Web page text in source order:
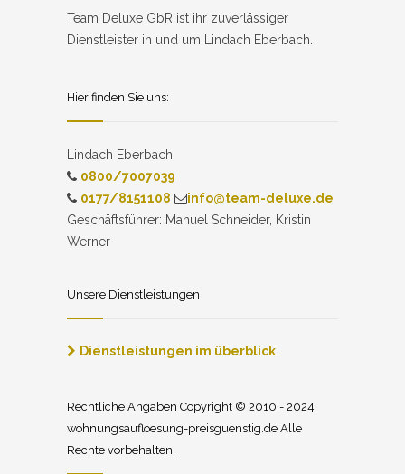
Team Deluxe GbR ist ihr zuverlässiger
Dienstleister in und um Lindach Eberbach.
Hier finden Sie uns:
Lindach Eberbach
0800/7007039
0177/8151108
info@team-deluxe.de
Geschäftsführer: Manuel Schneider, Kristin
Werner
Unsere Dienstleistungen
Dienstleistungen im überblick
Rechtliche Angaben Copyright © 2010 - 2024
wohnungsaufloesung-preisguenstig.de Alle
Rechte vorbehalten.